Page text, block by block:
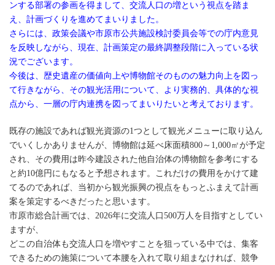
ンする部署の参画を得まして、交流人口の増という視点を踏ま
え、計画づくりを進めてまいりました。
さらには、政策会議や市原市公共施設検討委員会等での庁内意見
を反映しながら、現在、計画策定の最終調整段階に入っている状
況でございます。
今後は、歴史遺産の価値向上や博物館そのものの魅力向上を図っ
て行きながら、その観光活用について、より実務的、具体的な視
点から、一層の庁内連携を図ってまいりたいと考えております。
既存の施設であれば観光資源の1つとして観光メニューに取り込ん
でいくしかありませんが、博物館は延べ床面積800～1,000㎡が予定
され、その費用は昨今建設された他自治体の博物館を参考にする
と約10億円にもなると予想されます。これだけの費用をかけて建
てるのであれば、当初から観光振興の視点をもっとふまえて計画
案を策定するべきだったと思います。
市原市総合計画では、2026年に交流人口500万人を目指すとしてい
ますが、
どこの自治体も交流人口を増やすことを狙っている中では、集客
できるための施策について本腰を入れて取り組まなければ、競争